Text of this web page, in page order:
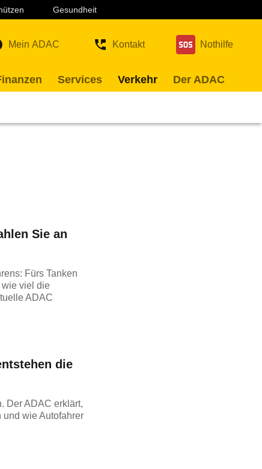
Gesundheit
Mein ADAC Kontakt Nothilfe
Services Verkehr Der ADAC
Sie an
Fürs Tanken
wie viel die
ADAC
die
Der ADAC erklärt,
wie Autofahrer